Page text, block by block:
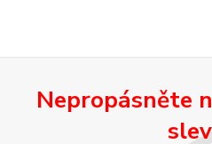
Nepropásněte